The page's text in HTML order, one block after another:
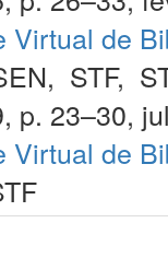
Virtual de
, STF,
p. 23–30,
Virtual de